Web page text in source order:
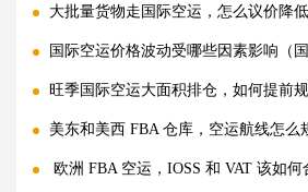
大批量货物走国际空运，怎么议价降
国际空运价格波动受哪些因素影响（
旺季国际空运大面积排仓，如何提前
美东和美西 FBA 仓库，空运航线怎
欧洲 FBA 空运，IOSS 和 VAT 该如